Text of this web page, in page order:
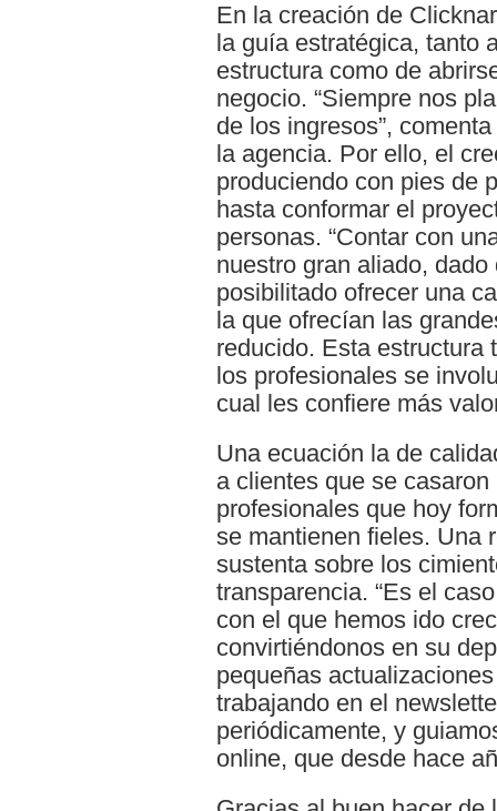
En la creación de
la guía estratégica, tanto
estructura como de
negocio. “Siempre nos
de los ingresos”,
la agencia. Por ello, el
produciendo con pies de
hasta conformar el
personas. “Contar con
nuestro gran aliado,
posibilitado ofrecer una
la que ofrecían las
reducido. Esta estructura
los profesionales se
cual les confiere más
Una ecuación la de
a clientes que se
profesionales que hoy
se mantienen fieles. Una
sustenta sobre los
transparencia. “Es el
con el que hemos ido
convirtiéndonos en su
pequeñas
trabajando en el
periódicamente, y
online, que desde hace